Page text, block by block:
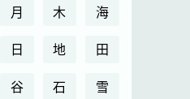
月 木
海
日 地
田
谷 石
雪